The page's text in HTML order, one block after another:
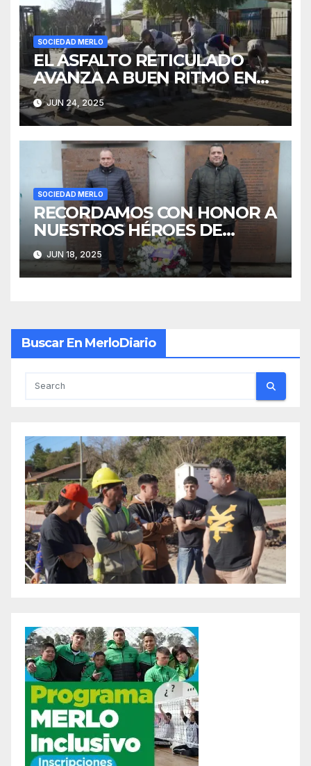
SOCIEDAD MERLO
EL ASFALTO RETICULADO
AVANZA A BUEN RITMO EN
PARQUE SAN MARTÍN
JUN 24, 2025
SOCIEDAD MERLO
RECORDAMOS CON HONOR A
NUESTROS HÉROES DE
MALVINAS
JUN 18, 2025
Buscar En MerloDiario